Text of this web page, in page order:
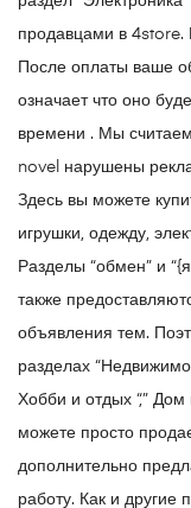
продавцами в 4store.
После оплаты ваше
означает что оно
времени . Мы
novel нарушены
Здесь вы можете
игрушки, одежду,
Разделы “обмен” и
также
объявления тем.
разделах
Хобби и отдых “,” Дом
можете просто
дополнительно
работу. Как и другие